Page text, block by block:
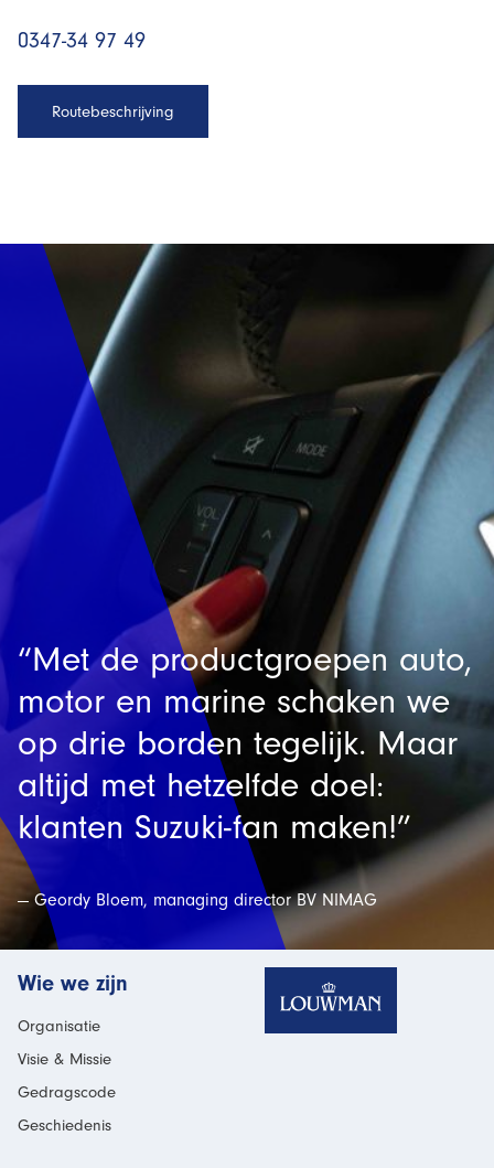
0347-34 97 49
Routebeschrijving
“Met de productgroepen auto,
motor en marine schaken we
op drie borden tegelijk. Maar
altijd met hetzelfde doel:
klanten Suzuki-fan maken!”
— Geordy Bloem, managing director BV NIMAG
Wie we zijn
Organisatie
Visie & Missie
Gedragscode
Geschiedenis